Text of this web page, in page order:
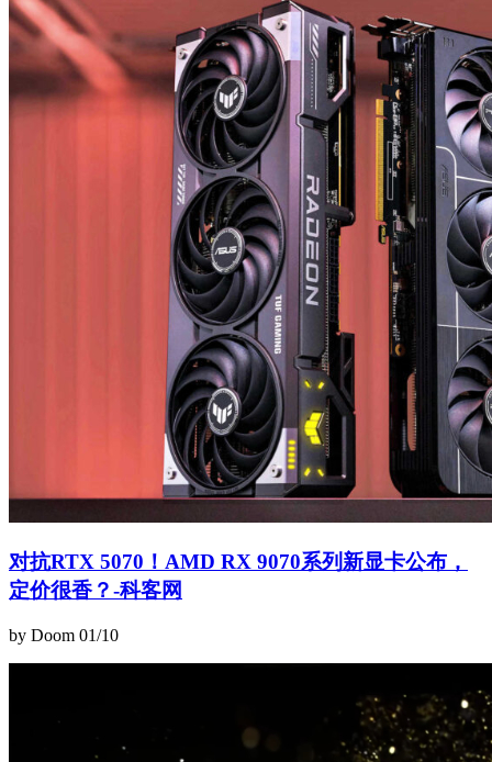
​对抗RTX 5070！AMD RX 9070系列新显卡公布，
定价很香？-科客网
by Doom 01/10